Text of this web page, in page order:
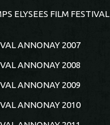
ELYSEES FILM FESTIVAL
ANNONAY 2007
ANNONAY 2008
ANNONAY 2009
ANNONAY 2010